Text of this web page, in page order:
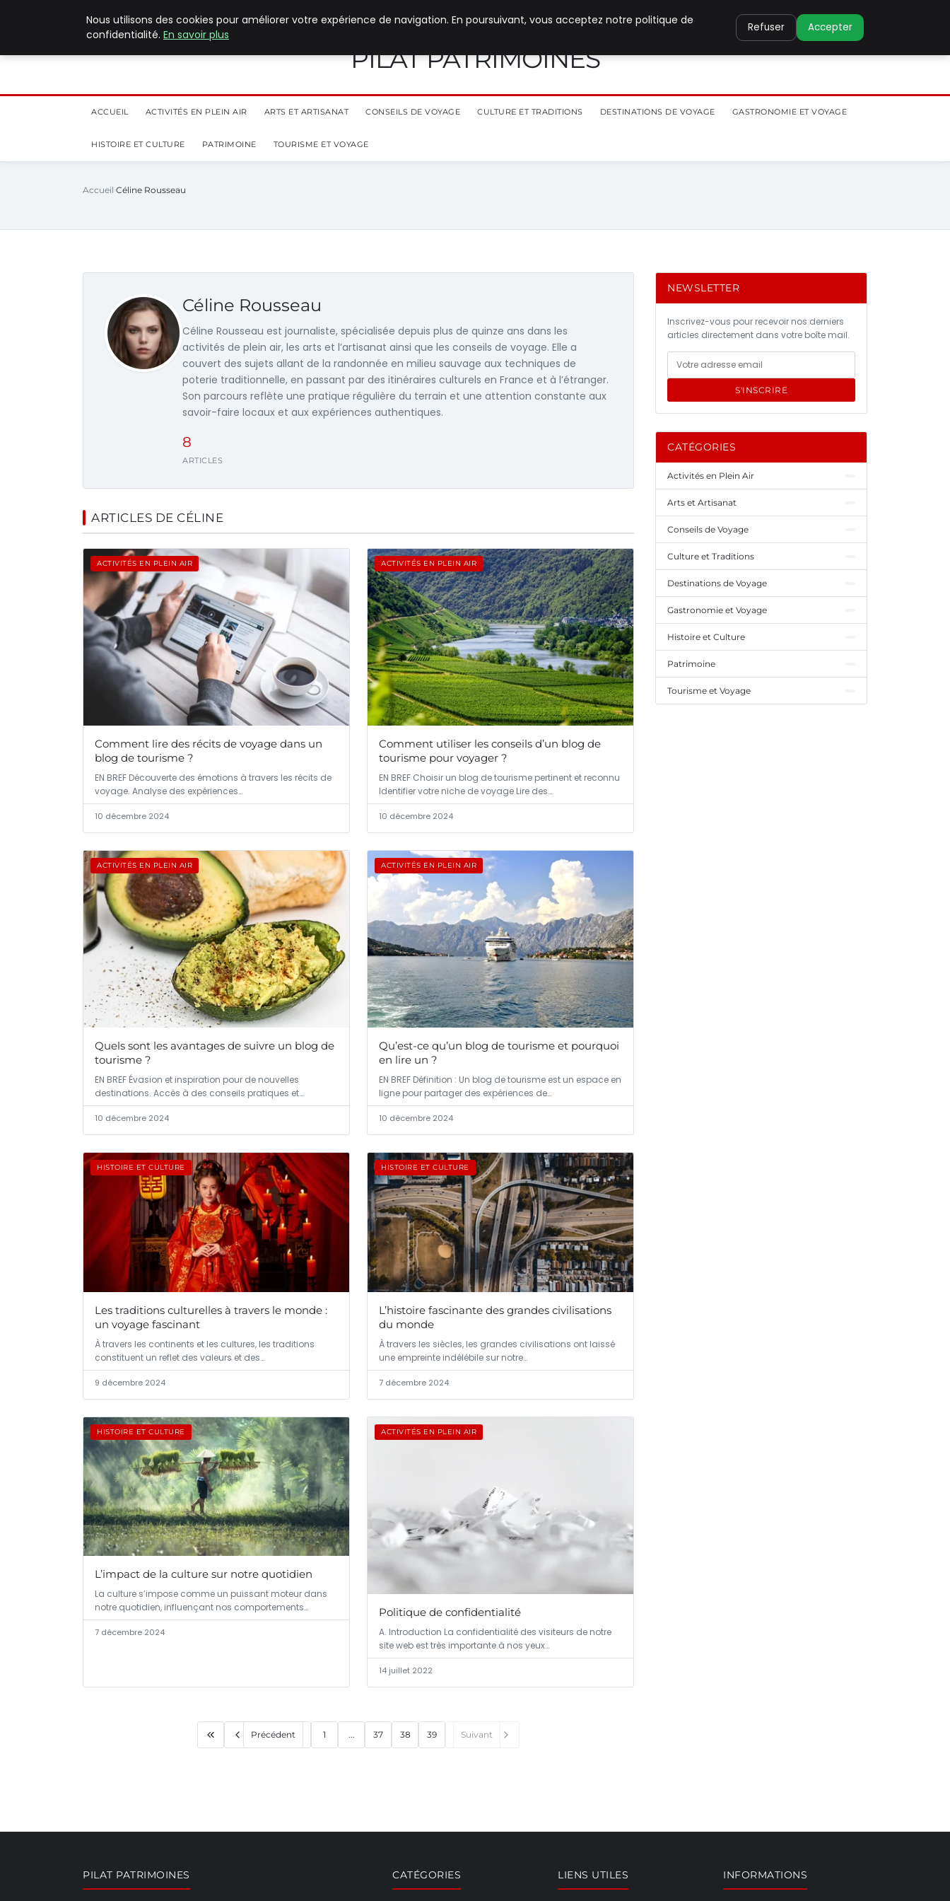
PILAT PATRIMOINES
ACCUEIL ACTIVITÉS EN PLEIN AIR ARTS ET ARTISANAT CONSEILS DE VOYAGE CULTURE ET TRADITIONS DESTINATIONS DE VOYAGE GASTRONOMIE ET VOYAGE
HISTOIRE ET CULTURE PATRIMOINE TOURISME ET VOYAGE
Accueil Céline Rousseau
Céline Rousseau
Céline Rousseau est journaliste, spécialisée depuis plus de quinze ans dans les
activités de plein air, les arts et l’artisanat ainsi que les conseils de voyage. Elle a
couvert des sujets allant de la randonnée en milieu sauvage aux techniques de
poterie traditionnelle, en passant par des itinéraires culturels en France et à l’étranger.
Son parcours reflète une pratique régulière du terrain et une attention constante aux
savoir-faire locaux et aux expériences authentiques.
8
ARTICLES
ARTICLES DE CÉLINE
ACTIVITÉS EN PLEIN AIR
Comment lire des récits de voyage dans un
blog de tourisme ?
EN BREF Découverte des émotions à travers les récits de
voyage. Analyse des expériences…
10 décembre 2024
ACTIVITÉS EN PLEIN AIR
Comment utiliser les conseils d’un blog de
tourisme pour voyager ?
EN BREF Choisir un blog de tourisme pertinent et reconnu
Identifier votre niche de voyage Lire des…
10 décembre 2024
ACTIVITÉS EN PLEIN AIR
Quels sont les avantages de suivre un blog de
tourisme ?
EN BREF Évasion et inspiration pour de nouvelles
destinations. Accès à des conseils pratiques et…
10 décembre 2024
ACTIVITÉS EN PLEIN AIR
Qu’est-ce qu’un blog de tourisme et pourquoi
en lire un ?
EN BREF Définition : Un blog de tourisme est un espace en
ligne pour partager des expériences de…
10 décembre 2024
HISTOIRE ET CULTURE
Les traditions culturelles à travers le monde :
un voyage fascinant
À travers les continents et les cultures, les traditions
constituent un reflet des valeurs et des…
9 décembre 2024
HISTOIRE ET CULTURE
L’histoire fascinante des grandes civilisations
du monde
À travers les siècles, les grandes civilisations ont laissé
une empreinte indélébile sur notre…
7 décembre 2024
HISTOIRE ET CULTURE
L’impact de la culture sur notre quotidien
La culture s’impose comme un puissant moteur dans
notre quotidien, influençant nos comportements…
7 décembre 2024
ACTIVITÉS EN PLEIN AIR
Politique de confidentialité
A. Introduction La confidentialité des visiteurs de notre
site web est très importante à nos yeux…
14 juillet 2022
Précédent 1 ... 37 38 39 Suivant
NEWSLETTER
Inscrivez-vous pour recevoir nos derniers
articles directement dans votre boîte mail.
S'INSCRIRE
CATÉGORIES
Activités en Plein Air
Arts et Artisanat
Conseils de Voyage
Culture et Traditions
Destinations de Voyage
Gastronomie et Voyage
Histoire et Culture
Patrimoine
Tourisme et Voyage
PILAT PATRIMOINES CATÉGORIES LIENS UTILES INFORMATIONS
Nous utilisons des cookies pour améliorer votre expérience de navigation. En poursuivant, vous acceptez notre politique de
confidentialité. En savoir plus
Refuser Accepter